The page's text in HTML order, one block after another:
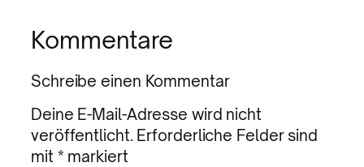
Kommentare
Schreibe einen Kommentar
Deine E-Mail-Adresse wird nicht
veröffentlicht. Erforderliche Felder sind
mit * markiert